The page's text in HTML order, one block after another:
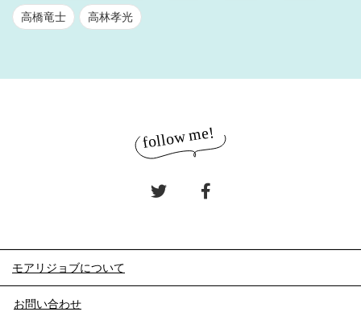
高橋竜士 高林孝光
モアリジョブについて
お問い合わせ